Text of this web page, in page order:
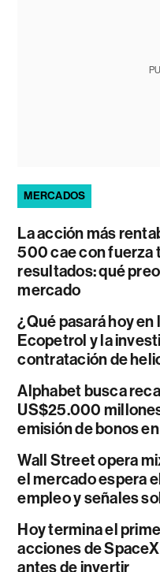
MERCADOS
La acción más
500 cae con fuerza
resultados: qué
mercado
¿Qué pasará hoy en
Ecopetrol y la
contratación de
Alphabet busca
US$25.000
emisión de bonos en
Wall Street opera
el mercado espera
empleo y señales
Hoy termina el
acciones de
antes de invertir